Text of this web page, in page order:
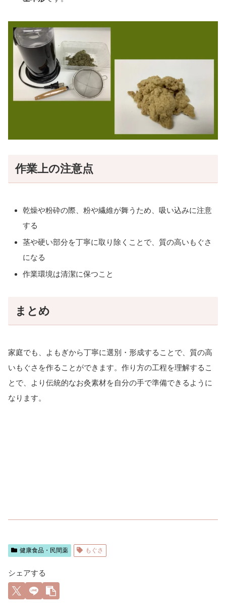
作業上の注意点
乾燥や粉砕の際、粉や繊維が舞うため、吸い込みに注意
する
茎や硬い部分を丁寧に取り除くことで、質の高いもぐさ
になる
作業環境は清潔に保つこと
まとめ
家庭でも、よもぎから丁寧に選別・形成することで、質の高
いもぐさを作ることができます。作り方の工程を理解するこ
とで、より伝統的なお灸素材を自分の手で準備できるように
なります。
健康食品・民間薬 もぐさ
シェアする